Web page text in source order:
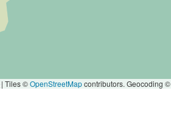
| Tiles ©OpenStreetMapcontributors. Geocoding ©